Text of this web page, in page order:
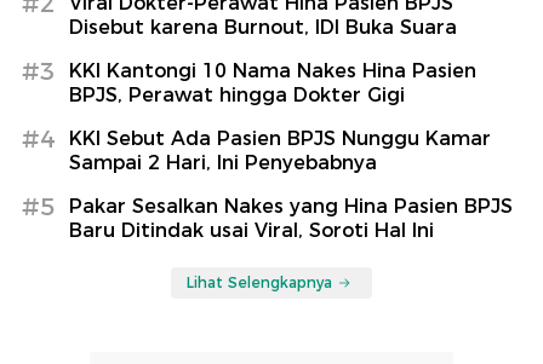
Disebut karena Burnout, IDI Buka Suara
#3
KKI Kantongi 10 Nama Nakes Hina Pasien
BPJS, Perawat hingga Dokter Gigi
#4
KKI Sebut Ada Pasien BPJS Nunggu Kamar
Sampai 2 Hari, Ini Penyebabnya
#5
Pakar Sesalkan Nakes yang Hina Pasien BPJS
Baru Ditindak usai Viral, Soroti Hal Ini
Lihat Selengkapnya